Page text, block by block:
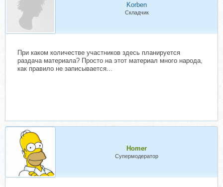
Korben
Складчик
При каком количестве участников здесь планируется
раздача материала? Просто на этот материал много народа,
как правило не записывается...
Homer
Супермодератор